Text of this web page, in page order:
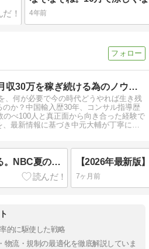
4年前
中国輸入で月収30万を稼ぎ続ける為のノウハウが学べるブログ
、何が必要で今の時代どうやれば生き残
のか？中国輸入歴30年、コンサル指導歴
のべ100人と真正面から向き合った経験で
最新情報に基づき中元大輔が丁寧に解
今の形でもう一度つながる。NBC夏の交流同窓会を開催します
7ヶ月前
的に駆使した戦略
物流・規制の最適化を徹底解説していま